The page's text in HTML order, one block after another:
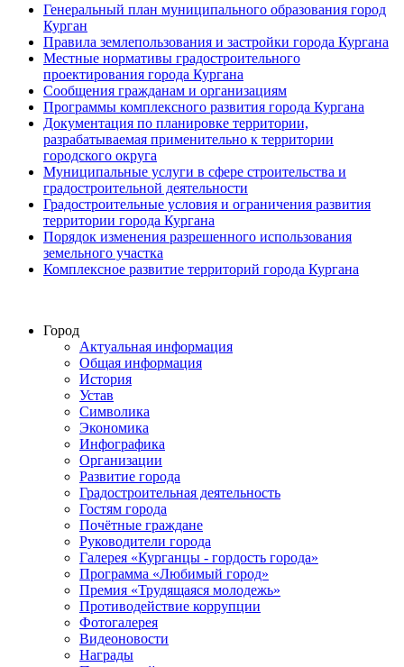
Генеральный план муниципального образования город
Курган
Правила землепользования и застройки города Кургана
Местные нормативы градостроительного
проектирования города Кургана
Сообщения гражданам и организациям
Программы комплексного развития города Кургана
Документация по планировке территории,
разрабатываемая применительно к территории
городского округа
Муниципальные услуги в сфере строительства и
градостроительной деятельности
Градостроительные условия и ограничения развития
территории города Кургана
Порядок изменения разрешенного использования
земельного участка
Комплексное развитие территорий города Кургана
Город
Актуальная информация
Общая информация
История
Устав
Символика
Экономика
Инфографика
Организации
Развитие города
Градостроительная деятельность
Гостям города
Почётные граждане
Руководители города
Галерея «Курганцы - гордость города»
Программа «Любимый город»
Премия «Трудящаяся молодежь»
Противодействие коррупции
Фотогалерея
Видеоновости
Награды